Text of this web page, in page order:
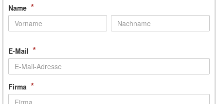
Name *
E-Mail *
Firma *